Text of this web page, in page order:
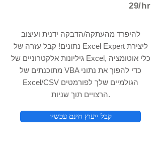
29/hr
להיפרד מהעתקה/הדבקה ידנית ועיצוב
נתונים! קבל עזרה של Excel Expert ליצירת
גיליונות אלקטרוניים של Excel, כלי אוטומציה
מתוכנתים של VBA כדי להפוך את נתוני
Excel/CSV הגולמיים שלך לפורמטים
הרצויים תוך שניות.
קבל ייעוץ חינם עכשיו